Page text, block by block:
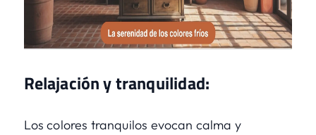
Relajación y tranquilidad:
Los colores tranquilos evocan calma y